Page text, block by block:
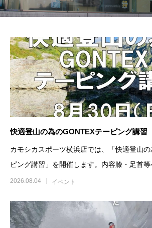
快適登山の為のGONTEXテーピング講習
カモシカスポーツ横浜店では、「快適登山
ピング講習」を開催します。内容膝・足首等
ラブル予防に役立つ
2026.08.04 イベント